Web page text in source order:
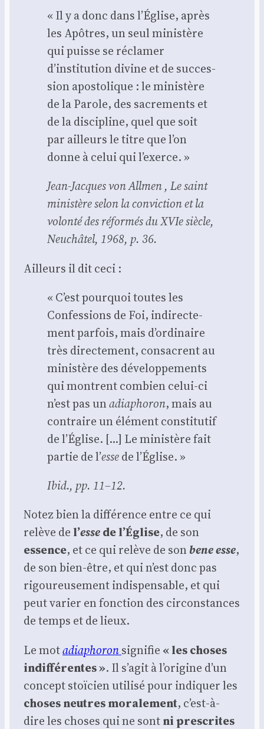
« Il y a donc dans l’Église, après
les Apôtres, un seul minis­tère
qui puisse se récla­mer
d’institution divine et de suc­ces­
sion apos­to­lique : le minis­tère
de la Parole, des sacre­ments et
de la dis­ci­pline, quel que soit
par ailleurs le titre que l’on
donne à celui qui l’exerce. »
Jean-Jacques von All­men , Le saint
minis­tère selon la convic­tion et la
volon­té des réfor­més du XVIe siècle,
Neu­châ­tel, 1968, p. 36.
Ailleurs il dit ceci :
« C’est pour­quoi toutes les
Confes­sions de Foi, indi­rec­te­
ment par­fois, mais d’ordinaire
très direc­te­ment, consacrent au
minis­tère des déve­lop­pe­ments
qui montrent com­bien celui-ci
n’est pas unadia­pho­ron, mais au
contraire un élé­ment consti­tu­tif
de l’Église. […] Le minis­tère fait
par­tie de l’essede l’Église. »
Ibid., pp. 11–12.
Notez bien la dif­fé­rence entre ce qui
relève de l’essede l’Église, de son
essence, et ce qui relève de sonbene esse,
de son bien-être, et qui n’est donc pas
rigou­reu­se­ment indis­pen­sable, et qui
peut varier en fonc­tion des cir­cons­tances
de temps et de lieux.
Le motadia­pho­ronsigni­fie « les choses
indif­fé­rentes ». Il s’a­git à l’o­ri­gine d’un
concept stoï­cien uti­li­sé pour indi­quer les
choses neutresmora­le­ment, c’est-à-
dire les choses qui ne sontni pres­crites